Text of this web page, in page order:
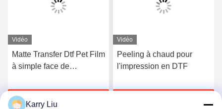
Vidéo
Matte Transfer Dtf Pet Film
à simple face de
machine de revêtement
chaude de poudre de
Discuter Maintenant
Vidéo
Peeling à chaud pour
l'impression en DTF
Karry Liu